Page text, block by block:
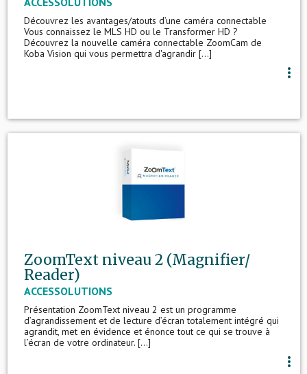
Découvrez les avantages/atouts d’une caméra connectable
Vous connaissez le MLS HD ou le Transformer HD ?
Découvrez la nouvelle caméra connectable ZoomCam de
Koba Vision qui vous permettra d'agrandir [...]
more_vert
ZoomText niveau 2 (Magnifier/
Reader)
ACCESSOLUTIONS
Présentation ZoomText niveau 2 est un programme
d’agrandissement et de lecture d’écran totalement intégré qui
agrandit, met en évidence et énonce tout ce qui se trouve à
l’écran de votre ordinateur. [...]
more_vert